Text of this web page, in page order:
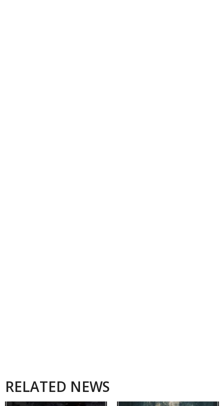
RELATED NEWS